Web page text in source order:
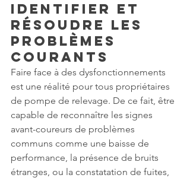
Identifier et
Résoudre les
Problèmes
Courants
Faire face à des dysfonctionnements
est une réalité pour tous propriétaires
de pompe de relevage. De ce fait, être
capable de reconnaître les signes
avant-coureurs de problèmes
communs comme une baisse de
performance, la présence de bruits
étranges, ou la constatation de fuites,